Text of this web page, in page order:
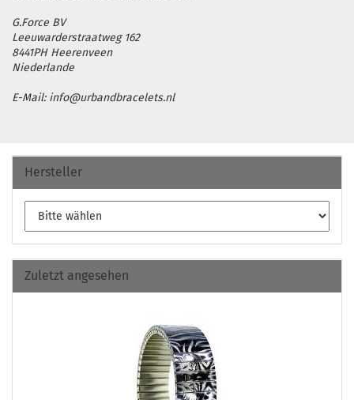
G.Force BV
Leeuwarderstraatweg 162
8441PH Heerenveen
Niederlande
E-Mail: info@urbandbracelets.nl
Hersteller
Zuletzt angesehen